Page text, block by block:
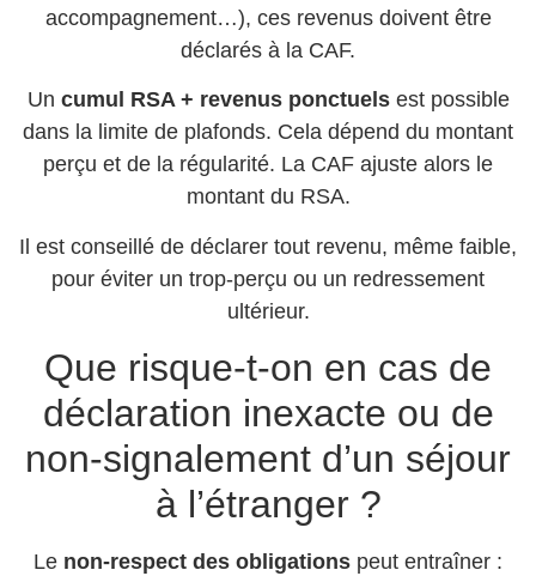
accompagnement…), ces revenus doivent être
déclarés à la CAF.
Un cumul RSA + revenus ponctuelsest possible
dans la limite de plafonds. Cela dépend du montant
perçu et de la régularité. La CAF ajuste alors le
montant du RSA.
Il est conseillé de déclarer tout revenu, même faible,
pour éviter un trop-perçu ou un redressement
ultérieur.
Que risque-t-on en cas de
déclaration inexacte ou de
non-signalement d’un séjour
à l’étranger ?
Le non-respect des obligations peut entraîner :